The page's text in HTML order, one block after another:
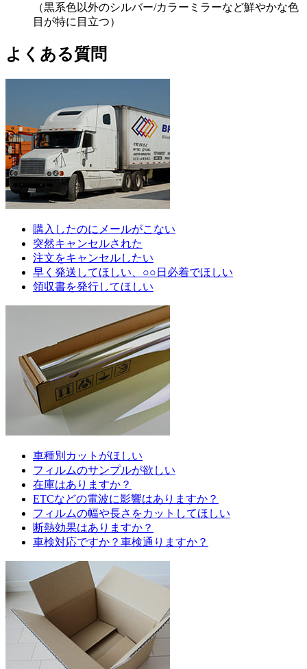
（黒系色以外のシルバー/カラーミラーなど鮮やかな色
目が特に目立つ）
よくある質問
購入したのにメールがこない
突然キャンセルされた
注文をキャンセルしたい
早く発送してほしい、○○日必着でほしい
領収書を発行してほしい
車種別カットがほしい
フィルムのサンプルが欲しい
在庫はありますか？
ETCなどの電波に影響はありますか？
フィルムの幅や長さをカットしてほしい
断熱効果はありますか？
車検対応ですか？車検通りますか？